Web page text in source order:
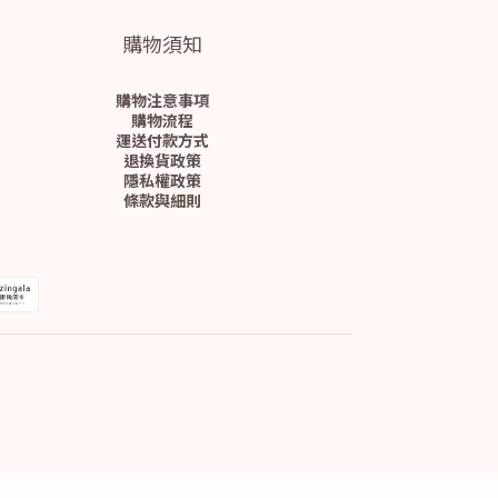
購物須知
購物注意事項
購物流程
運送付款方式
退換貨政策
隱私權政策
條款與細則